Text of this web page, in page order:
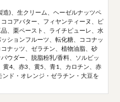
)、生クリーム、ヘーゼルナッツペ
コアバター、フィヤンティーヌ、ピ
、栗ペースト、ライチピューレ、水
ションフルーツ、転化糖、ココナッ
ナッツ、ゼラチン、植物油脂、砂
ウダー、脱脂粉乳/香料、ソルビッ
黄4、赤3、黄5、青1、カロチン、赤
ド・オレンジ・ゼラチン・大豆を